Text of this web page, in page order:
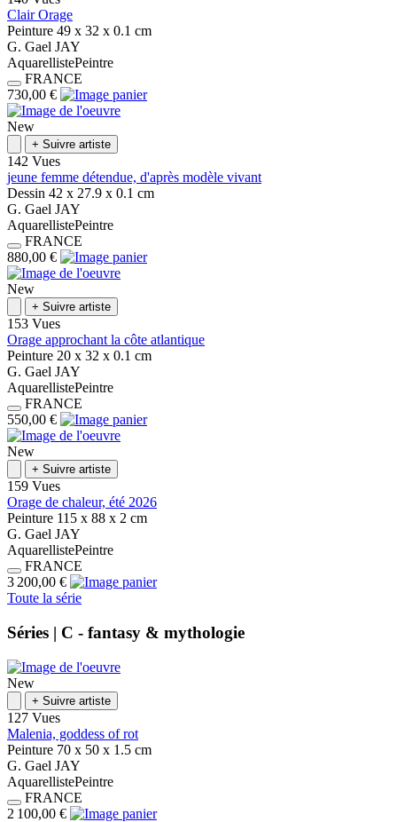
Clair Orage
Peinture 49 x 32 x 0.1 cm
G. Gael JAY
AquarellistePeintre
FRANCE
730,00 €
New
+ Suivre artiste
142 Vues
jeune femme détendue, d'après modèle vivant
Dessin 42 x 27.9 x 0.1 cm
G. Gael JAY
AquarellistePeintre
FRANCE
880,00 €
New
+ Suivre artiste
153 Vues
Orage approchant la côte atlantique
Peinture 20 x 32 x 0.1 cm
G. Gael JAY
AquarellistePeintre
FRANCE
550,00 €
New
+ Suivre artiste
159 Vues
Orage de chaleur, été 2026
Peinture 115 x 88 x 2 cm
G. Gael JAY
AquarellistePeintre
FRANCE
3 200,00 €
Toute la série
Séries | C - fantasy & mythologie
New
+ Suivre artiste
127 Vues
Malenia, goddess of rot
Peinture 70 x 50 x 1.5 cm
G. Gael JAY
AquarellistePeintre
FRANCE
2 100,00 €